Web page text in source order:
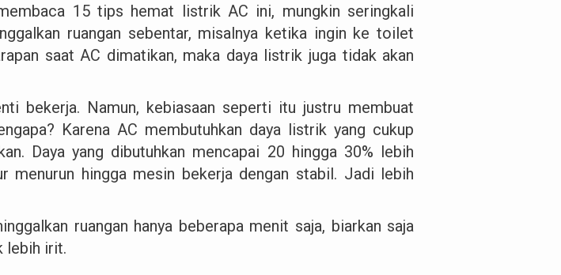
15 tips hemat listrik AC ini, mungkin seringkali
ruangan sebentar, misalnya ketika ingin ke toilet
saat AC dimatikan, maka daya listrik juga tidak akan
bekerja. Namun, kebiasaan seperti itu justru membuat
Karena AC membutuhkan daya listrik yang cukup
Daya yang dibutuhkan mencapai 20 hingga 30% lebih
menurun hingga mesin bekerja dengan stabil. Jadi lebih
ruangan hanya beberapa menit saja, biarkan saja
lebih irit.